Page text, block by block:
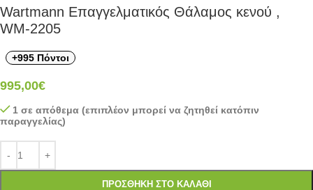
Wartmann Eπαγγελματικός Θάλαμος κενού ,
WM-2205
+995 Πόντοι
995,00€
1 σε απόθεμα (επιπλέον μπορεί να ζητηθεί κατόπιν
παραγγελίας)
ΠΡΟΣΘΉΚΗ ΣΤΟ ΚΑΛΆΘΙ